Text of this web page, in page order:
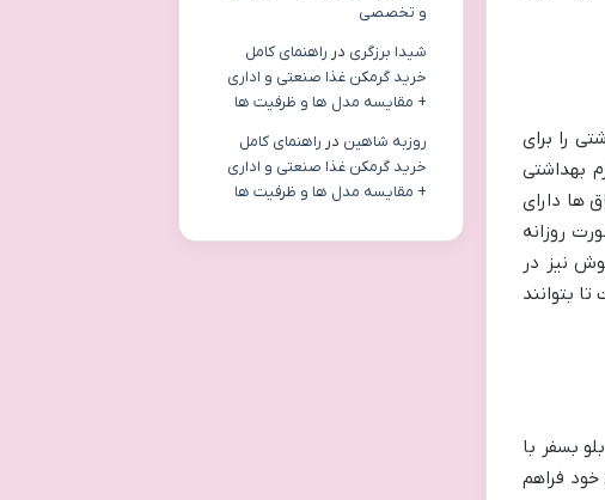
را برای
بهداشتی
ها دارای
روزانه
نیز در
بتوانند
بسفر با
فراهم
و تخصصی
شیدا برزگری در راهنمای کامل
خرید گرمکن غذا صنعتی و اداری
+ مقایسه مدل ها و ظرفیت ها
روزبه شاهین در راهنمای کامل
خرید گرمکن غذا صنعتی و اداری
+ مقایسه مدل ها و ظرفیت ها